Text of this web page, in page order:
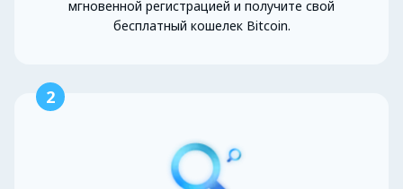
мгновенной регистрацией и получите свой
бесплатный кошелек Bitcoin.
2